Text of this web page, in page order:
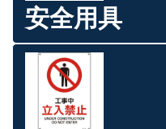
安全用具